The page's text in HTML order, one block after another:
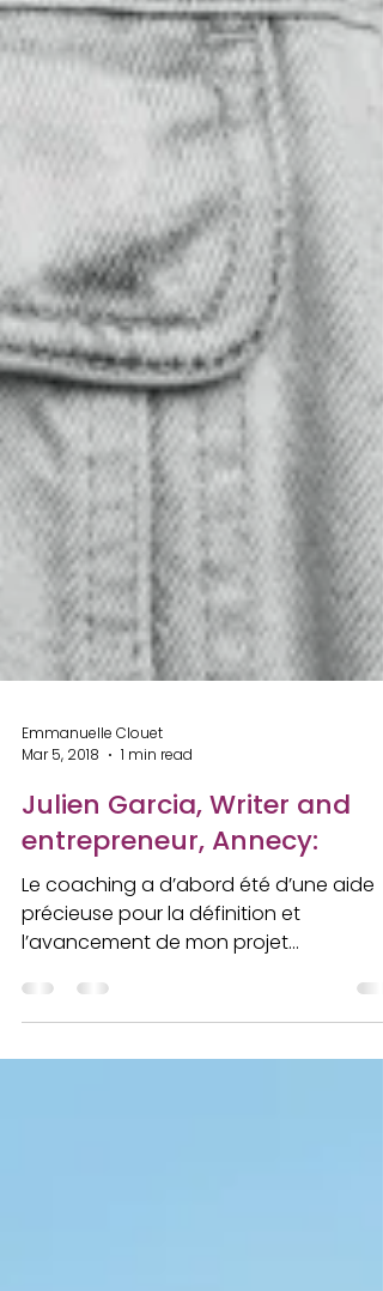
Emmanuelle Clouet
Mar 5, 2018
1 min read
Julien Garcia, Writer and
entrepreneur, Annecy:
précieuse pour la définition et
l’avancement de mon projet
d’entreprise. Emmanuelle m’a aidé à...